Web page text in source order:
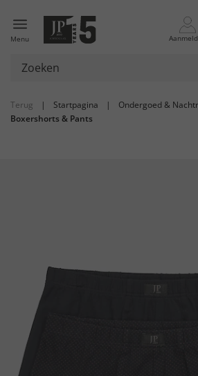
Menu
Terug | Startpagina | Ondergoed &
Boxershorts & Pants